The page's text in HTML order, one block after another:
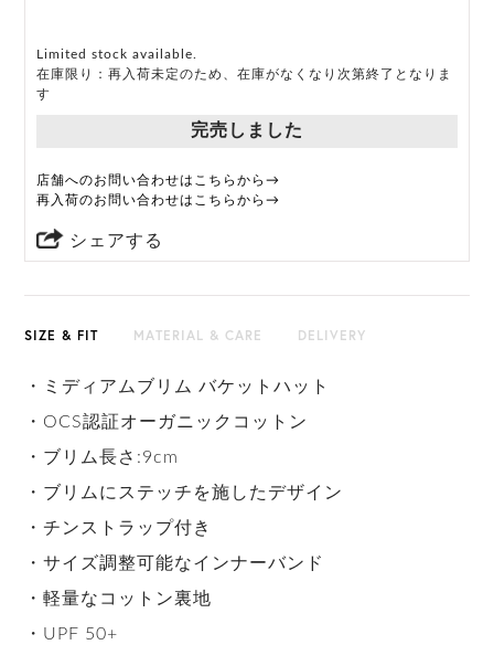
Limited stock available.
在庫限り：再入荷未定のため、在庫がなくなり次第終了となりま
す
完売しました
店舗へのお問い合わせはこちらから→
再入荷のお問い合わせはこちらから→
シェアする
SIZE & FIT MATERIAL & CARE DELIVERY
・ミディアムブリム バケットハット
・OCS認証オーガニックコットン
・ブリム長さ:9cm
・ブリムにステッチを施したデザイン
・チンストラップ付き
・サイズ調整可能なインナーバンド
・軽量なコットン裏地
・UPF 50+